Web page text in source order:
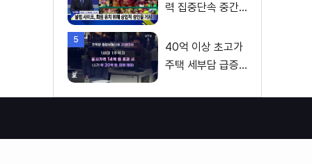
력 집중단속 중간
진계획은?
5
40억 이상 초고가
주택 세부담 급증···
화